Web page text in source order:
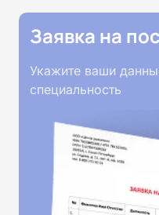
Заявка на
Укажите ваши
специальность